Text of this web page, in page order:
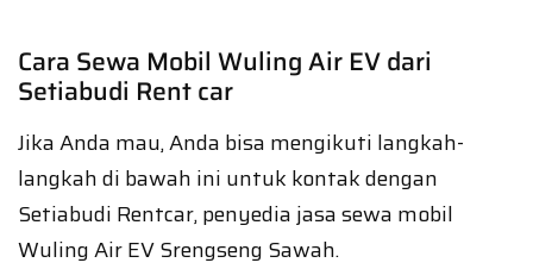
Cara Sewa Mobil Wuling Air EV dari
Setiabudi Rent car
Jika Anda mau, Anda bisa mengikuti langkah-
langkah di bawah ini untuk kontak dengan
Setiabudi Rentcar, penyedia jasa sewa mobil
Wuling Air EV Srengseng Sawah.